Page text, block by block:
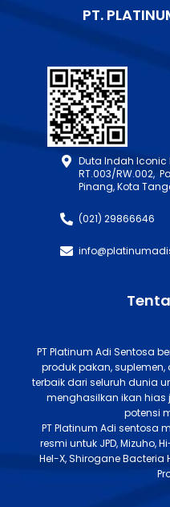
PT.
Duta Indah Iconic
RT.003/RW.002,
Pinang, Kota
(021) 29866646
PT Platinum Adi Sentosa
produk pakan,
terbaik dari seluruh dunia
menghasilkan ikan
potensi
PT Platinum Adi sentosa
resmi untuk JPD, Mizuho,
Hel-X, Shirogane Bacteria